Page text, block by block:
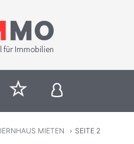
MIETEN › SEITE 2